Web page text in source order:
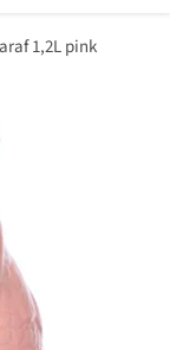
1,2L pink